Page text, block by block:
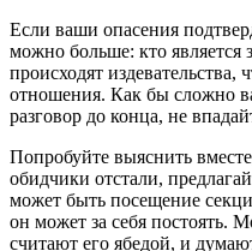
Если ваши опасения
можно больше: кто является
происходят издевательства,
отношения. Как бы сложно
разговор до конца, не
Попробуйте выяснить
обидчики отстали,
может быть посещение
он может за себя постоять.
считают его ябедой, и